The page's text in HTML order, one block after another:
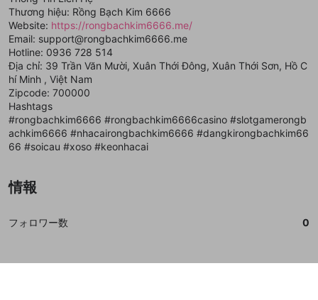
Thương hiệu: Rồng Bạch Kim 6666
Website: https://rongbachkim6666.me/
Email: support@rongbachkim6666.me
Hotline: 0936 728 514
Địa chỉ: 39 Trần Văn Mười, Xuân Thới Đông, Xuân Thới Sơn, Hồ C
hí Minh , Việt Nam
Zipcode: 700000
Hashtags
#rongbachkim6666 #rongbachkim6666casino #slotgamerongb
achkim6666 #nhacairongbachkim6666 #dangkirongbachkim66
66 #soicau #xoso #keonhacai
情報
フォロワー数 0
mellow-fanからのお得な情報をメールで受
け取る
誤解を招く配信設定
ゲームの録画禁止区域の配信
改造版・海賊版ソフトの配信
政治的・宗教的・人種的な内容
Discordとは？